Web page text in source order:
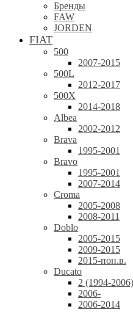
Бренды
FAW
JORDEN
FIAT
500
2007-2015
500L
2012-2017
500X
2014-2018
Albea
2002-2012
Brava
1995-2001
Bravo
1995-2001
2007-2014
Croma
2005-2008
2008-2011
Doblo
2005-2015
2009-2015
2015-пон.в.
Ducato
2 (1994-2006)
2006-
2006-2014